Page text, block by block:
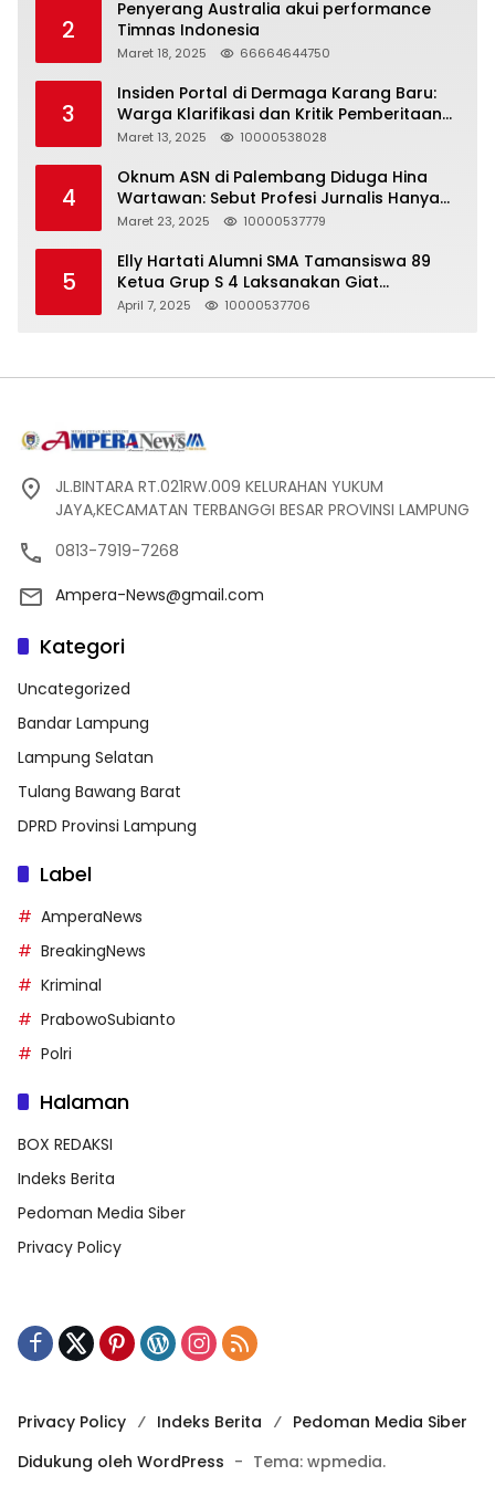
2
Penyerang Australia akui performance
Timnas Indonesia
Maret 18, 2025 66664644750
3
Insiden Portal di Dermaga Karang Baru:
Warga Klarifikasi dan Kritik Pemberitaan
yang Tidak Akurat
Maret 13, 2025 10000538028
4
Oknum ASN di Palembang Diduga Hina
Wartawan: Sebut Profesi Jurnalis Hanya
Seharga 2 Liter Bensin, Berujung Dugaan
Maret 23, 2025 10000537779
5
Elly Hartati Alumni SMA Tamansiswa 89
Ketua Grup S 4 Laksanakan Giat
Silaturahmi
April 7, 2025 10000537706
JL.BINTARA RT.021RW.009 KELURAHAN YUKUM
JAYA,KECAMATAN TERBANGGI BESAR PROVINSI LAMPUNG
0813-7919-7268
Ampera-News@gmail.com
Kategori
Uncategorized
Bandar Lampung
Lampung Selatan
Tulang Bawang Barat
DPRD Provinsi Lampung
Label
AmperaNews
BreakingNews
Kriminal
PrabowoSubianto
Polri
Halaman
BOX REDAKSI
Indeks Berita
Pedoman Media Siber
Privacy Policy
Privacy Policy Indeks Berita
Pedoman Media Siber
Didukung oleh WordPress - Tema: wpmedia.